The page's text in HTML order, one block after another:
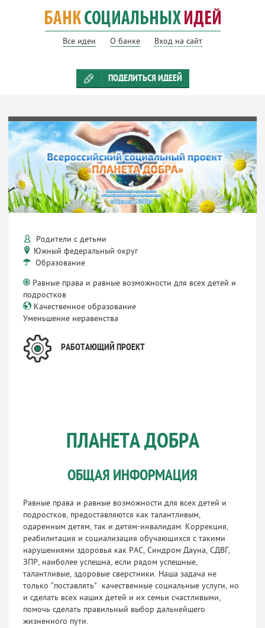
Все идеи О банке Вход на сайт
ПОДЕЛИТЬСЯ ИДЕЕЙ
Родители с детьми
Южный федеральный округ
Образование
Равные права и равные возможности для всех детей и
подростков
Качественное образование
Уменьшение неравенства
РАБОТАЮЩИЙ ПРОЕКТ
ПЛАНЕТА ДОБРА
ОБЩАЯ ИНФОРМАЦИЯ
Равные права и равные возможности для всех детей и
подростков, предоставляются как талантливым,
одаренным детям, так и детям-инвалидам. Коррекция,
реабилитация и социализация обучающихся с такими
нарушениями здоровья как РАС, Синдром Дауна, СДВГ,
ЗПР, наиболее успешна, если рядом успешные,
талантливые, здоровые сверстники. Наша задача не
только "поставлять" качественные социальные услуги, но
и сделать всех наших детей и их семьи счастливыми,
помочь сделать правильный выбор дальнейшего
жизненного пути.